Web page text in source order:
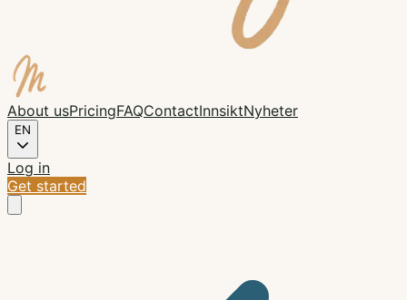
About usPricingFAQContactInnsiktNyheter
EN
Log in
Get started